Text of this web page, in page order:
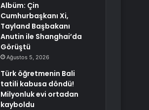
Albüm: Çin
Cumhurbaşkanı Xi,
Tayland Başbakanı
Anutin ile Shanghai’da
Görüştü
Ağustos 5, 2026
Türk öğretmenin Bali
tatili kabusa döndü!
Milyonluk evi ortadan
kayboldu